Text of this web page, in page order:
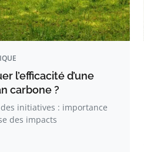
l’efficacité d’une
carbone ?
des initiatives : importance
des impacts